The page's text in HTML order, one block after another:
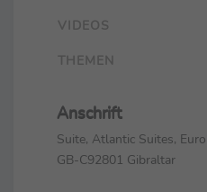
VIDEOS
THEMEN
Anschrift
Suite, Atlantic Suites,
GB-C92801 Gibraltar